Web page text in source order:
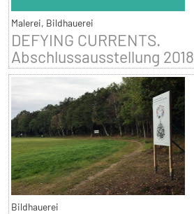
Malerei, Bildhauerei
DEFYING CURRENTS.
Abschlussausstellung 2018
Bildhauerei